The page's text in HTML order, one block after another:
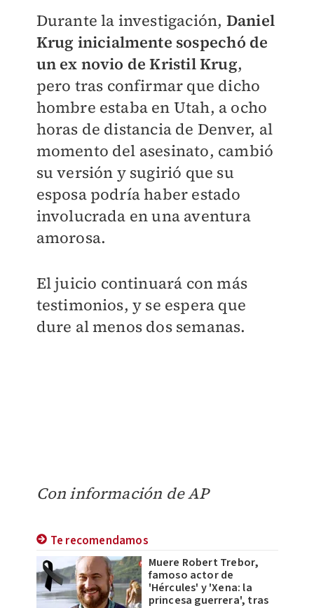
Durante la investigación, Daniel
Krug inicialmente sospechó de
un ex novio de Kristil Krug,
pero tras confirmar que dicho
hombre estaba en Utah, a ocho
horas de distancia de Denver, al
momento del asesinato, cambió
su versión y sugirió que su
esposa podría haber estado
involucrada en una aventura
amorosa.
El juicio continuará con más
testimonios, y se espera que
dure al menos dos semanas.
Con información de AP
Te recomendamos
Muere Robert Trebor,
famoso actor de
'Hércules' y 'Xena: la
princesa guerrera', tras